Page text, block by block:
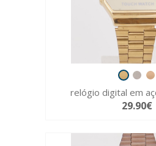
relógio digital em
29.90€